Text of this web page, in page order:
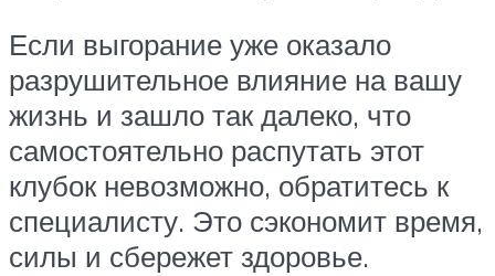
Если выгорание уже оказало
разрушительное влияние на вашу
жизнь и зашло так далеко, что
самостоятельно распутать этот
клубок невозможно, обратитесь к
специалисту. Это сэкономит время,
силы и сбережет здоровье.